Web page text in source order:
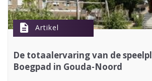
description Artikel
De totaalervaring van de
Boegpad in Gouda-Noord